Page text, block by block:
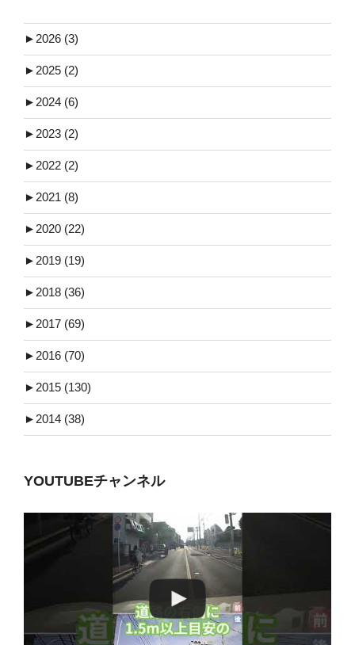
► 2026 (3)
► 2025 (2)
► 2024 (6)
► 2023 (2)
► 2022 (2)
► 2021 (8)
► 2020 (22)
► 2019 (19)
► 2018 (36)
► 2017 (69)
► 2016 (70)
► 2015 (130)
► 2014 (38)
YOUTUBEチャンネル